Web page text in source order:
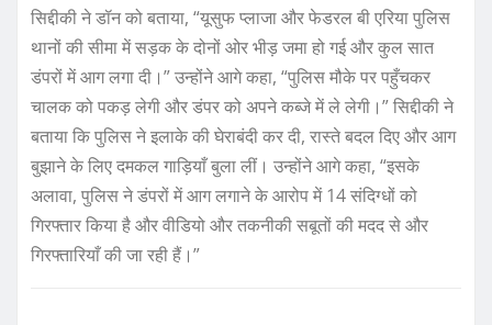
सिद्दीकी ने डॉन को बताया, “यूसुफ प्लाजा और फेडरल बी एरिया पुलिस
थानों की सीमा में सड़क के दोनों ओर भीड़ जमा हो गई और कुल सात
डंपरों में आग लगा दी।” उन्होंने आगे कहा, “पुलिस मौके पर पहुँचकर
चालक को पकड़ लेगी और डंपर को अपने कब्जे में ले लेगी।” सिद्दीकी ने
बताया कि पुलिस ने इलाके की घेराबंदी कर दी, रास्ते बदल दिए और आग
बुझाने के लिए दमकल गाड़ियाँ बुला लीं। उन्होंने आगे कहा, “इसके
अलावा, पुलिस ने डंपरों में आग लगाने के आरोप में 14 संदिग्धों को
गिरफ्तार किया है और वीडियो और तकनीकी सबूतों की मदद से और
गिरफ्तारियाँ की जा रही हैं।”